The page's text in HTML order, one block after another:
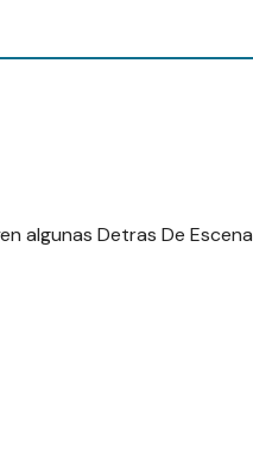
algunas Detras De Escena